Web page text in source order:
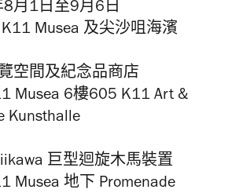
月1日至9月6日
Musea 及尖沙咀海濱
空間及紀念品商店
Musea 6樓605 K11 Art &
Kunsthalle
巨型迴旋木馬裝置
Musea 地下 Promenade